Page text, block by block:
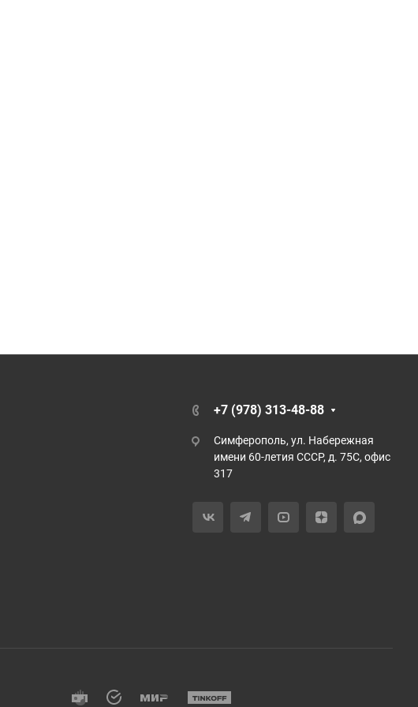
+7 (978) 313-48-88
Симферополь, ул. Набережная
имени 60-летия СССР, д. 75С, офис
317